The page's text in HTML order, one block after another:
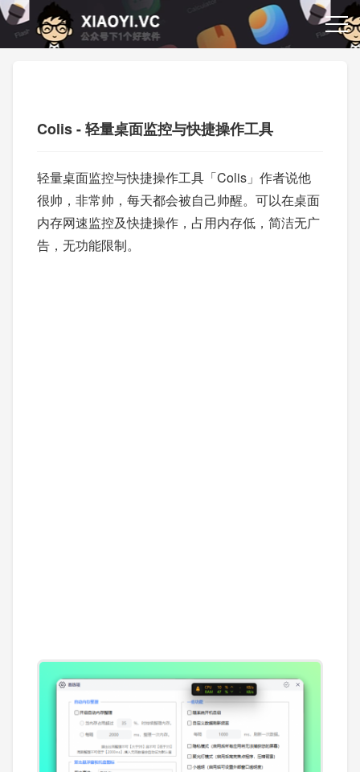
Colis - 轻量桌面监控与快捷操作工具
轻量桌面监控与快捷操作工具「Colis」作者说他
很帅，非常帅，每天都会被自己帅醒。可以在桌面
内存网速监控及快捷操作，占用内存低，简洁无广
告，无功能限制。